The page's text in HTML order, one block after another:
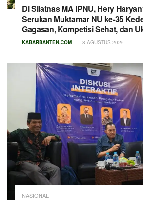
Di Silatnas MA IPNU, Hery
Serukan Muktamar NU ke-35
Gagasan, Kompetisi Sehat, dan
KABARBANTEN.COM 8 AGUSTUS 2026
NASIONAL